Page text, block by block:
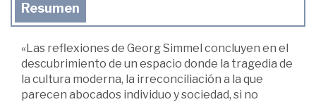
Resumen
«Las reflexiones de Georg Simmel concluyen en el
descubrimiento de un espacio donde la tragedia de
la cultura moderna, la irreconciliación a la que
parecen abocados individuo y sociedad, si no